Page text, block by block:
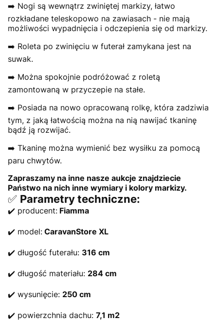
➡️ Nogi są wewnątrz zwiniętej markizy, łatwo
rozkładane teleskopowo na zawiasach - nie mają
możliwości wypadnięcia i odczepienia się od markizy.
➡️ Roleta po zwinięciu w futerał zamykana jest na
suwak.
➡️ Można spokojnie podróżować z roletą
zamontowaną w przyczepie na stałe.
➡️ Posiada na nowo opracowaną rolkę, która zadziwia
tym, z jaką łatwością można na nią nawijać tkaninę
bądź ją rozwijać.
➡️ Tkaninę można wymienić bez wysiłku za pomocą
paru chwytów.
Zapraszamy na inne nasze aukcje znajdziecie
Państwo na nich inne wymiary i kolory markizy.
✅ Parametry techniczne:
✔️ producent: Fiamma
✔️ model: CaravanStore XL
✔️ długość futerału: 316 cm
✔️ długość materiału: 284 cm
✔️ wysunięcie: 250 cm
✔️ powierzchnia dachu: 7,1 m2